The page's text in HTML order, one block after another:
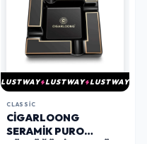
LUSTWAY LUSTWAY LUSTWAY
CLASSIC
CIGARLOONG
SERAMIK PURO